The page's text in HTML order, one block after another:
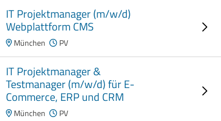
IT Projektmanager (m/w/d)
Webplattform CMS
München PV
IT Projektmanager &
Testmanager (m/w/d) für E-
Commerce, ERP und CRM
München PV